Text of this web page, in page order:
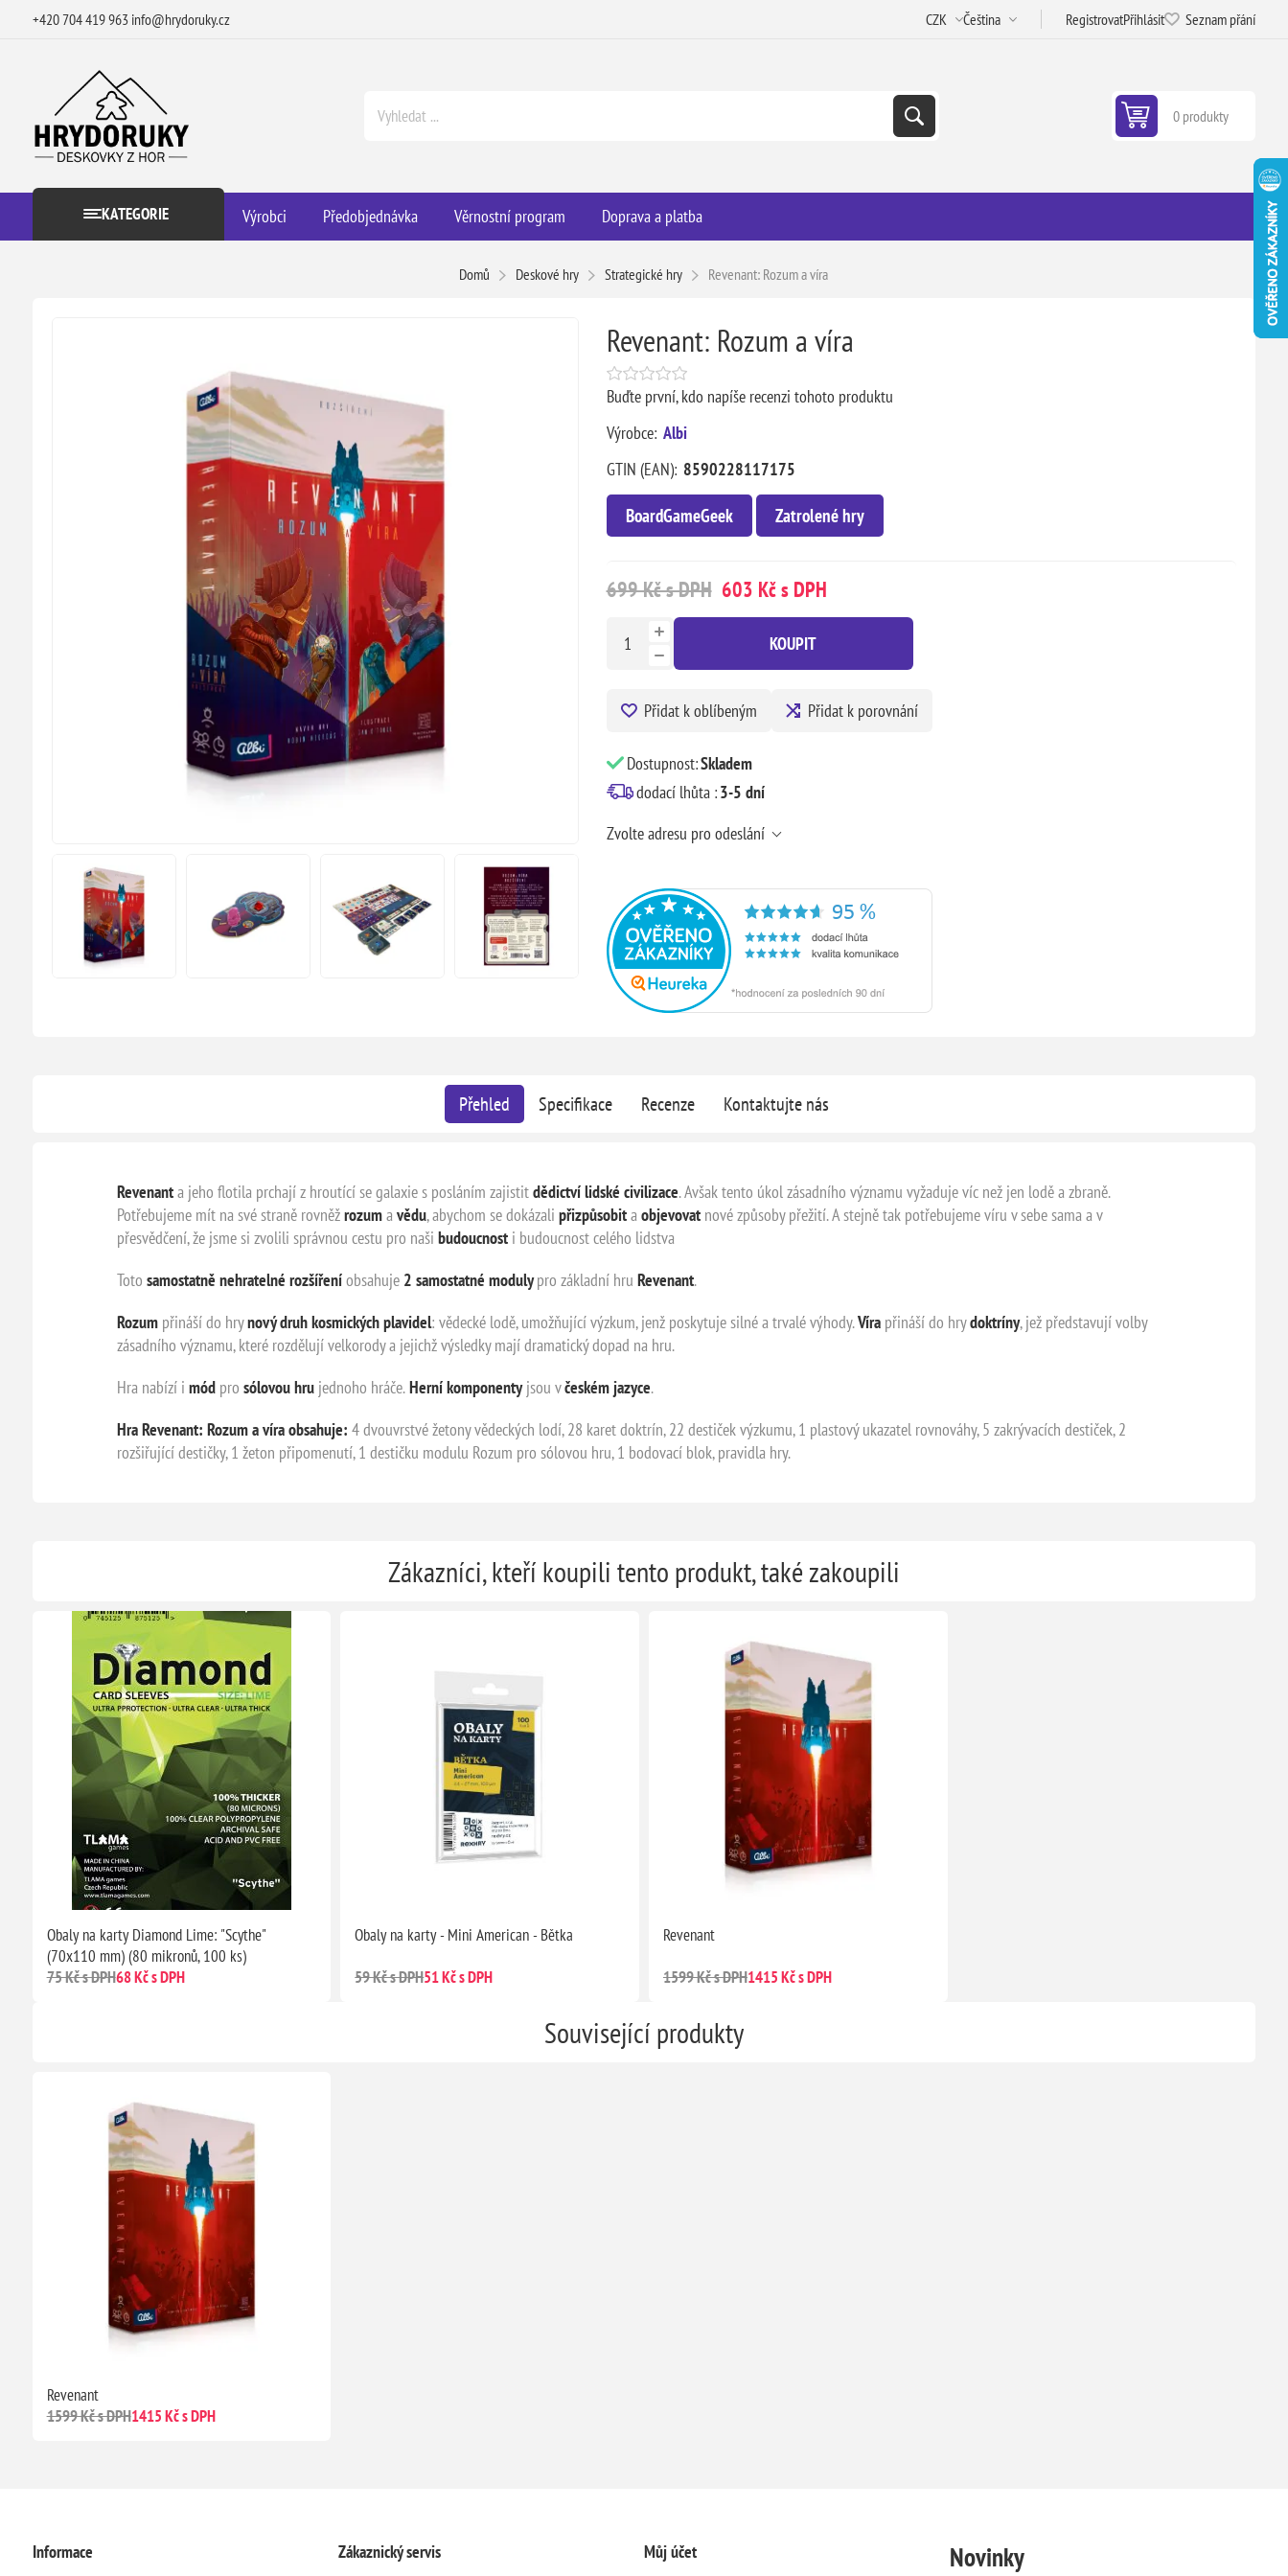
+420 704 419 963 info@hrydoruky.cz RegistrovatPřihlásit Seznam přání
0 produkty
KATEGORIE Výrobci Předobjednávka Věrnostní program Doprava a platba
Domů Deskové hry Strategické hry Revenant: Rozum a víra
Revenant: Rozum a víra
Buďte první, kdo napíše recenzi tohoto produktu
Výrobce: Albi
GTIN (EAN): 8590228117175
BoardGameGeek Zatrolené hry
699 Kč s DPH 603 Kč s DPH
KOUPIT
Přidat k oblíbeným Přidat k porovnání
Dostupnost:Skladem
dodací lhůta :3-5 dní
Zvolte adresu pro odeslání
Přehled Specifikace Recenze Kontaktujte nás
Revenanta jeho flotila prchají z hroutící se galaxie s posláním zajistitdědictví lidské civilizace. Avšak tento úkol zásadního významu vyžaduje víc než jen lodě a zbraně.
Potřebujeme mít na své straně rovněžrozumavědu, abychom se dokázali přizpůsobitaobjevovat nové způsoby přežití. A stejně tak potřebujeme víru v sebe sama a v
přesvědčení, že jsme si zvolili správnou cestu pro naši budoucnost i budoucnost celého lidstva
Toto samostatně nehratelné rozšířeníobsahuje 2 samostatné modulypro základní hru Revenant.
Rozum přináší do hrynový druh kosmických plavidel: vědecké lodě, umožňující výzkum, jenž poskytuje silné a trvalé výhody.Vírapřináší do hrydoktríny, jež představují volby
zásadního významu, které rozdělují velkorody a jejichž výsledky mají dramatický dopad na hru.
Hra nabízí i mód pro sólovou hrujednoho hráče.Herní komponentyjsou včeskémjazyce.
Hra Revenant: Rozum a víra obsahuje: 4 dvouvrstvé žetony vědeckých lodí, 28 karet doktrín, 22 destiček výzkumu, 1 plastový ukazatel rovnováhy, 5 zakrývacích destiček, 2
rozšiřující destičky, 1 žeton připomenutí, 1 destičku modulu Rozum pro sólovou hru, 1 bodovací blok, pravidla hry.
Zákazníci, kteří koupili tento produkt, také zakoupili
Obaly na karty Diamond Lime: "Scythe"
(70x110 mm) (80 mikronů, 100 ks)
75 Kč s DPH68 Kč s DPH
Obaly na karty - Mini American - Bětka
59 Kč s DPH51 Kč s DPH
Revenant
1599 Kč s DPH1415 Kč s DPH
Související produkty
Revenant
1599 Kč s DPH1415 Kč s DPH
Informace Zákaznický servis Můj účet Novinky